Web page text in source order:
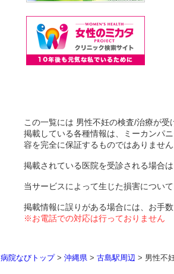
この一覧には 男性不妊の検査/治療が受
掲載している各種情報は、ミーカンパ
容を完全に保証するものではありません
掲載されている医院を受診される場合
当サービスによって生じた損害につい
掲載情報に誤りがある場合には、お手数
※お電話での対応は行っておりません
病院なびトップ> 沖縄県 > 古島駅周辺 > 男性不